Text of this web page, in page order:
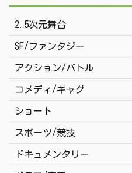
2.5次元舞台
SF/ファンタジー
アクション/バトル
コメディ/ギャグ
ショート
スポーツ/競技
ドキュメンタリー